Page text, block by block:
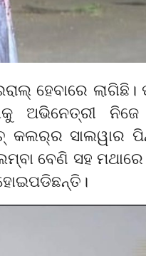
ହେବାରେ ଲାଗିଛି।
ଅଭିନେତ୍ରୀ ନିଜେ
କଲର୍‌ର ସାଲୱାର
ବେଣି ସହ